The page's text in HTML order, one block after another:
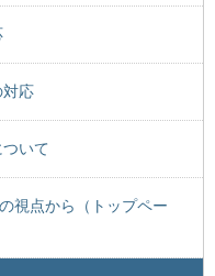
対応
いて
視点から（トップペー